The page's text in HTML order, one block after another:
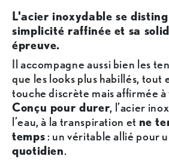
L'acier inoxydable se
simplicité raffinée et sa
épreuve.
Il accompagne aussi bien les
que les looks plus habillés, tout
touche discrète mais affirmée
Conçu pour durer, l’acier
l’eau, à la transpiration et ne
temps : un véritable allié pour
quotidien.